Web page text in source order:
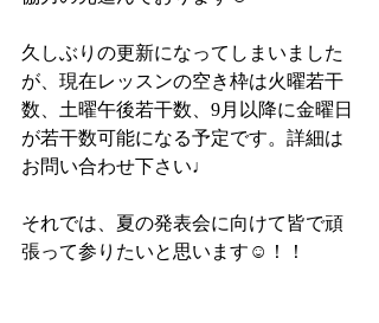
久しぶりの更新になってしまいました
が、現在レッスンの空き枠は火曜若干
数、土曜午後若干数、9月以降に金曜日
が若干数可能になる予定です。詳細は
お問い合わせ下さい♩
それでは、夏の発表会に向けて皆で頑
張って参りたいと思います☺️！！